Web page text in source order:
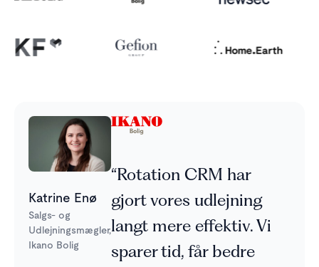
Katrine Enø
Salgs- og
Udlejningsmægler,
Ikano Bolig
“Rotation CRM har
gjort vores udlejning
langt mere effektiv. Vi
sparer tid, får bedre